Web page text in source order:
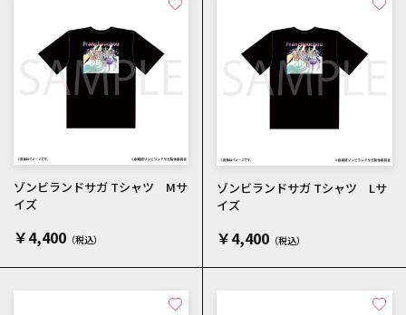
ゾンビランドサガ Tシャツ Mサ
イズ
￥4,400
ゾンビランドサガ Tシャツ Lサ
イズ
￥4,400